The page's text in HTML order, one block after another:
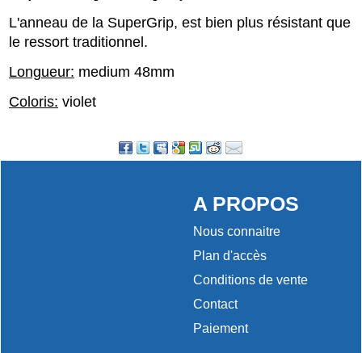
L'anneau de la SuperGrip, est bien plus résistant que
le ressort traditionnel.
Longueur: medium 48mm
Coloris: violet
A PROPOS
Nous connaitre
Plan d'accès
Conditions de vente
Contact
Paiement